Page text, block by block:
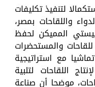
لتنفيذ تكليفات
واللقاحات بمصر،
المميكن لحفظ
والمستحضرات
مع استراتيجية
اللقاحات لتلبية
موضحا أن صناعة